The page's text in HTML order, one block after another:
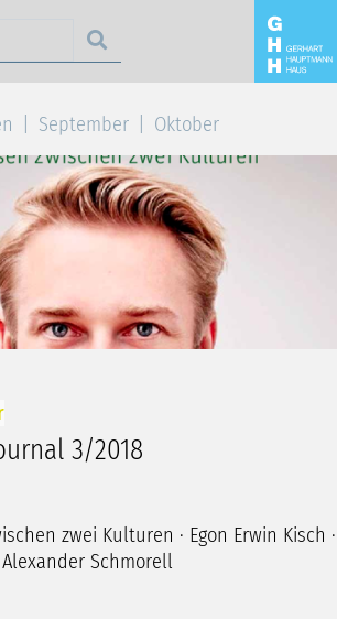
September Oktober
3/2018
zwei Kulturen · Egon Erwin Kisch ·
Schmorell